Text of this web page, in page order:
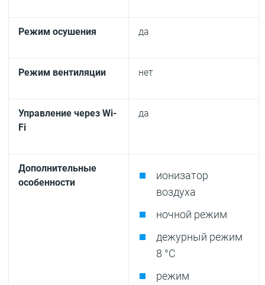
Режим осушения да
Режим вентиляции нет
Управление через Wi-
Fi
да
Дополнительные
особенности
ионизатор
воздуха
ночной режим
дежурный режим
8 °С
режим